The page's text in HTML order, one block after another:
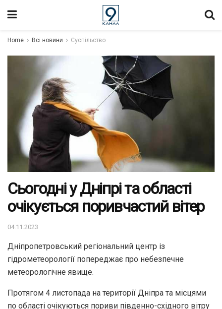
Home Всі новини Суспільство
Сьогодні у Дніпрі та області
очікується поривчастий вітер
04.11.2023
Дніпропетровський регіональний центр із
гідрометеорології попереджає про небезпечне
метеорологічне явище.
Протягом 4 листопада на території Дніпра та місцями
по області очікуються пориви південно-східного вітру